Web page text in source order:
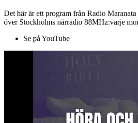
Det här är ett program från Radio
över Stockholms närradio 88MHz:varje
Se på YouTube